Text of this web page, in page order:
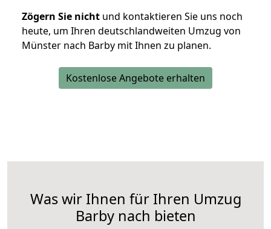
Zögern Sie nicht und kontaktieren Sie uns noch
heute, um Ihren deutschlandweiten Umzug von
Münster nach Barby mit Ihnen zu planen.
Kostenlose Angebote erhalten
Was wir Ihnen für Ihren Umzug
Barby nach bieten